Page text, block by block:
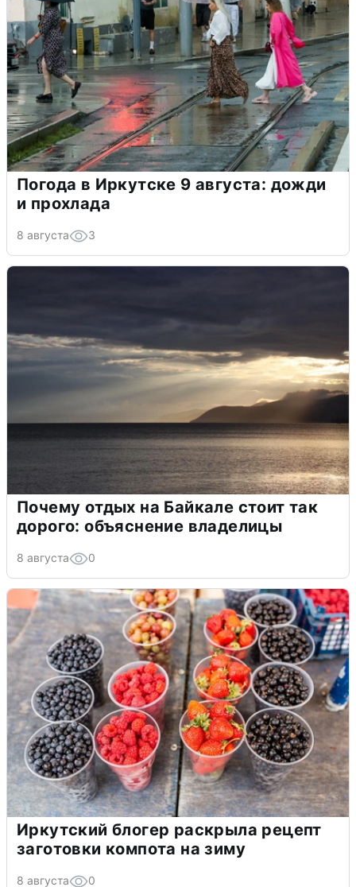
Погода в Иркутске 9 августа: дожди
и прохлада
8 августа 3
Почему отдых на Байкале стоит так
дорого: объяснение владелицы
8 августа 0
Иркутский блогер раскрыла рецепт
заготовки компота на зиму
8 августа 0